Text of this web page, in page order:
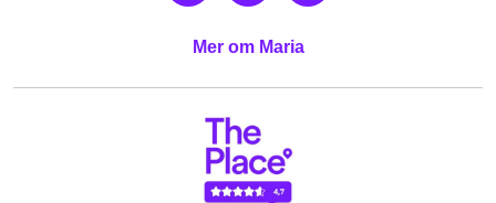
Mer om Maria